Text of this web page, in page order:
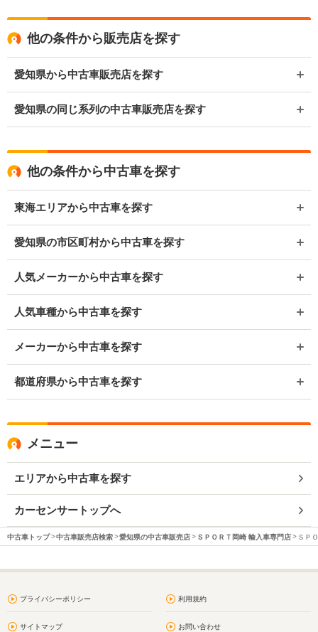
他の条件から販売店を探す
愛知県から中古車販売店を探す
愛知県の同じ系列の中古車販売店を探す
他の条件から中古車を探す
東海エリアから中古車を探す
愛知県の市区町村から中古車を探す
人気メーカーから中古車を探す
人気車種から中古車を探す
メーカーから中古車を探す
都道府県から中古車を探す
メニュー
エリアから中古車を探す
カーセンサートップへ
中古車トップ 中古車販売店検索 愛知県の中古車販売店 ＳＰＯＲＴ岡崎 輸入車専門店 ＳＰ
プライバシーポリシー 利用規約
サイトマップ お問い合わせ